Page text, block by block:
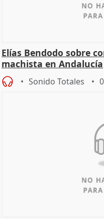
Elías Bendodo sobre
machista en Andalucía
Sonido Totales